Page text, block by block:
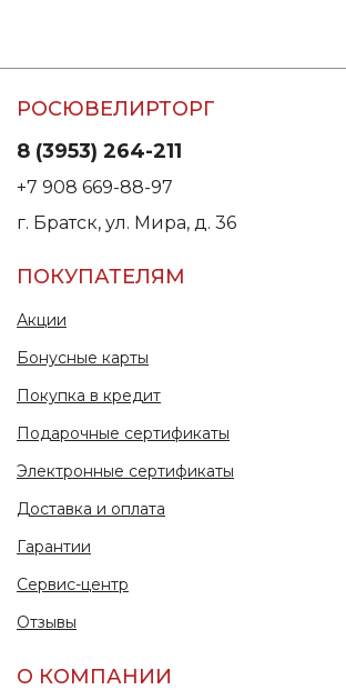
РОСЮВЕЛИРТОРГ
8 (3953) 264-211
+7 908 669-88-97
г. Братск, ул. Мира, д. 36
ПОКУПАТЕЛЯМ
Акции
Бонусные карты
Покупка в кредит
Подарочные сертификаты
Электронные сертификаты
Доставка и оплата
Гарантии
Сервис-центр
Отзывы
О КОМПАНИИ